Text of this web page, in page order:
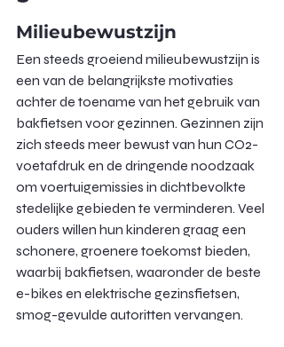
Milieubewustzijn
Een steeds groeiend milieubewustzijn is
een van de belangrijkste motivaties
achter de toename van het gebruik van
bakfietsen voor gezinnen. Gezinnen zijn
zich steeds meer bewust van hun CO2-
voetafdruk en de dringende noodzaak
om voertuigemissies in dichtbevolkte
stedelijke gebieden te verminderen. Veel
ouders willen hun kinderen graag een
schonere, groenere toekomst bieden,
waarbij bakfietsen, waaronder de beste
e-bikes en elektrische gezinsfietsen,
smog-gevulde autoritten vervangen.